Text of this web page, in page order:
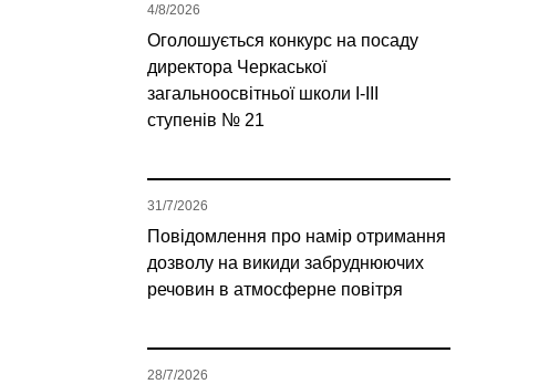
Оголошується конкурс на посаду
директора Черкаської
загальноосвітньої школи І-ІІІ
ступенів № 21
4/8/2026
Повідомлення про намір отримання
дозволу на викиди забруднюючих
речовин в атмосферне повітря
31/7/2026
28/7/2026